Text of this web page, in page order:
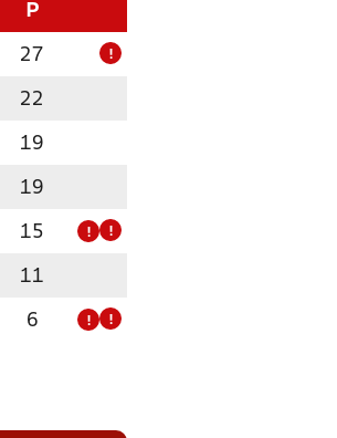
P
27 !
22
19
19
15 ! !
11
6 ! !